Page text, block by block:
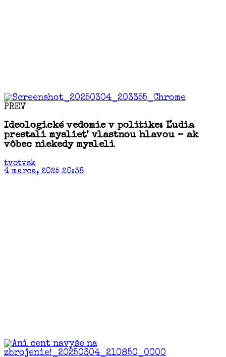
PREV
Ideologické vedomie v politike: Ľudia
prestali myslieť vlastnou hlavou – ak
vôbec niekedy mysleli
tvotvsk
4 marca, 2025 20:38